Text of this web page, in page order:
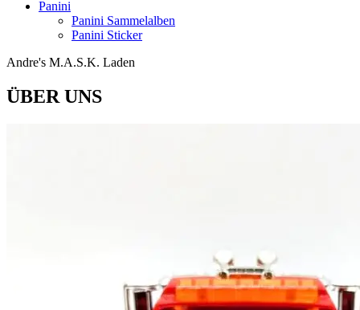
Panini
Panini Sammelalben
Panini Sticker
Andre's M.A.S.K. Laden
ÜBER UNS